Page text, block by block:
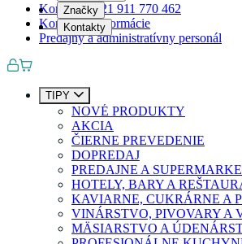
Značky
Kontakty
Kontakty+421 911 770 462
Kontaktné informácie
Predajný a administratívny personál
TIPY
NOVÉ PRODUKTY
AKCIA
ČIERNE PREVEDENIE
DOPREDAJ
PREDAJNE A
HOTELY, BARY A
KAVIARNE, CUKRÁRNE A
VINÁRSTVO, PIVOVARY A
MÄSIARSTVO A